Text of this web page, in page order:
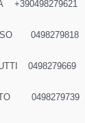
+390498279621
0498279818
0498279669
0498279739